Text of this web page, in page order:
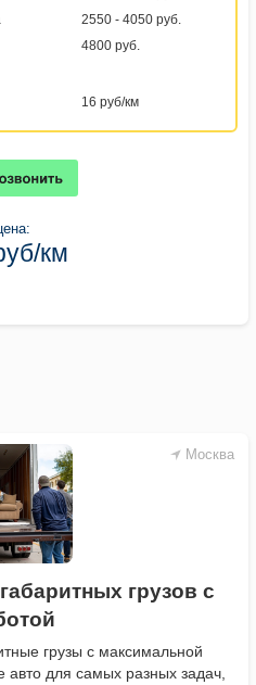
2550 - 4050 руб.
4800 руб.
16 руб/км
км
Москва
грузов с
грузы с максимальной
авто для самых разных задач,